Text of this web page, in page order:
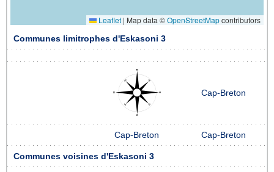
Leaflet | Map data ©OpenStreetMapcontributors
Communes limitrophes d'Eskasoni 3
Cap-Breton
Cap-Breton Cap-Breton
Communes voisines d'Eskasoni 3